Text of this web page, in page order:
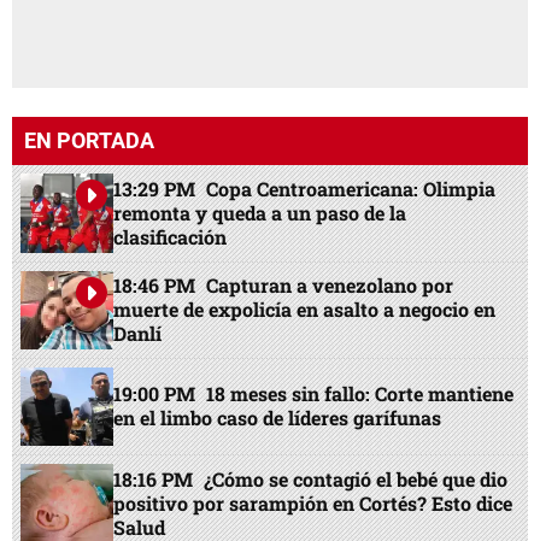
EN PORTADA
13:29 PM Copa Centroamericana: Olimpia
remonta y queda a un paso de la
clasificación
18:46 PM Capturan a venezolano por
muerte de expolicía en asalto a negocio en
Danlí
19:00 PM 18 meses sin fallo: Corte mantiene
en el limbo caso de líderes garífunas
18:16 PM ¿Cómo se contagió el bebé que dio
positivo por sarampión en Cortés? Esto dice
Salud